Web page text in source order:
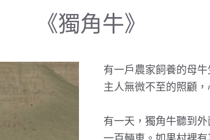
《獨角牛》
有一戶農家飼養的母
主人無微不至的照顧
有一天，獨角牛聽到